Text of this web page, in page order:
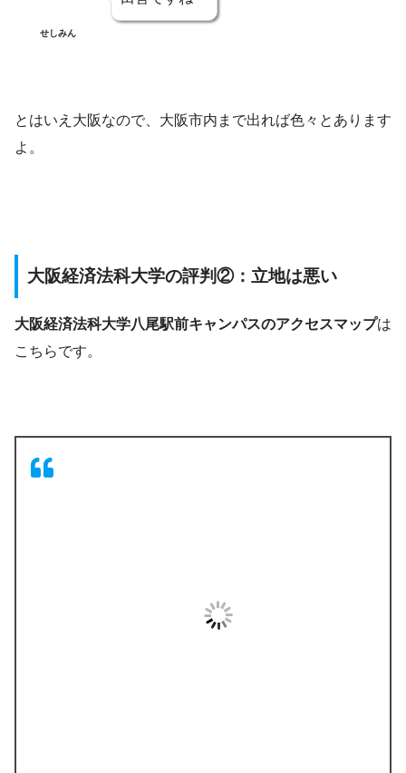
せしみん
とはいえ大阪なので、大阪市内まで出れば色々とあります
よ。
大阪経済法科大学の評判②：立地は悪い
大阪経済法科大学八尾駅前キャンパスのアクセスマップは
こちらです。